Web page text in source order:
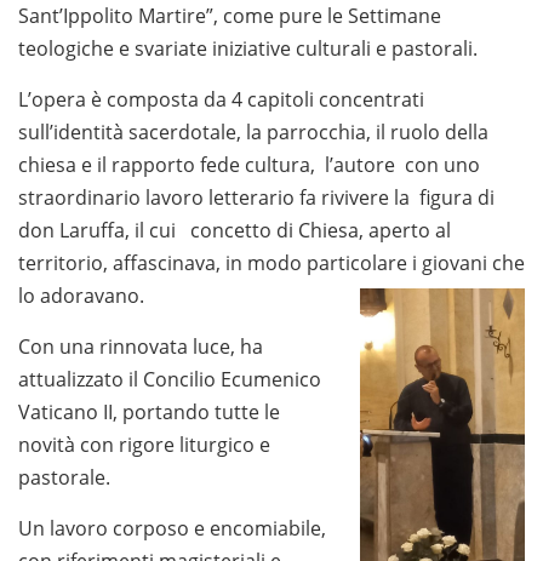
Sant’Ippolito Martire”, come pure le Settimane
teologiche e svariate iniziative culturali e pastorali.
L’opera è composta da 4 capitoli concentrati
sull’identità sacerdotale, la parrocchia, il ruolo della
chiesa e il rapporto fede cultura, l’autore con uno
straordinario lavoro letterario fa rivivere la figura di
don Laruffa, il cui concetto di Chiesa, aperto al
territorio, affascinava, in modo particolare i giovani che
lo adoravano.
Con una rinnovata luce, ha
attualizzato il Concilio Ecumenico
Vaticano II, portando tutte le
novità con rigore liturgico e
pastorale.
Un lavoro corposo e encomiabile,